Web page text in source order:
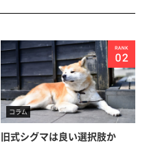
コラム
旧式シグマは良い選択肢か